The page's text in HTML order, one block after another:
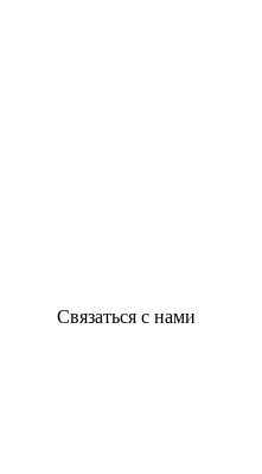
Связаться с нами